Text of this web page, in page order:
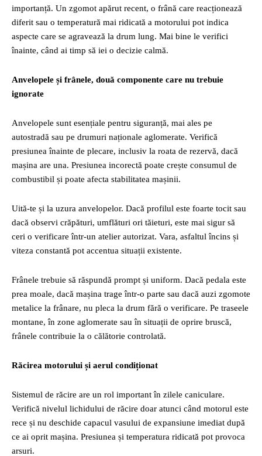
importanță. Un zgomot apărut recent, o frână care reacționează
diferit sau o temperatură mai ridicată a motorului pot indica
aspecte care se agravează la drum lung. Mai bine le verifici
înainte, când ai timp să iei o decizie calmă.
Anvelopele și frânele, două componente care nu trebuie
ignorate
Anvelopele sunt esențiale pentru siguranță, mai ales pe
autostradă sau pe drumuri naționale aglomerate. Verifică
presiunea înainte de plecare, inclusiv la roata de rezervă, dacă
mașina are una. Presiunea incorectă poate crește consumul de
combustibil și poate afecta stabilitatea mașinii.
Uită-te și la uzura anvelopelor. Dacă profilul este foarte tocit sau
dacă observi crăpături, umflături ori tăieturi, este mai sigur să
ceri o verificare într-un atelier autorizat. Vara, asfaltul încins și
viteza constantă pot accentua situații existente.
Frânele trebuie să răspundă prompt și uniform. Dacă pedala este
prea moale, dacă mașina trage într-o parte sau dacă auzi zgomote
metalice la frânare, nu pleca la drum fără o verificare. Pe traseele
montane, în zone aglomerate sau în situații de oprire bruscă,
frânele contribuie la o călătorie controlată.
Răcirea motorului și aerul condiționat
Sistemul de răcire are un rol important în zilele caniculare.
Verifică nivelul lichidului de răcire doar atunci când motorul este
rece și nu deschide capacul vasului de expansiune imediat după
ce ai oprit mașina. Presiunea și temperatura ridicată pot provoca
arsuri.